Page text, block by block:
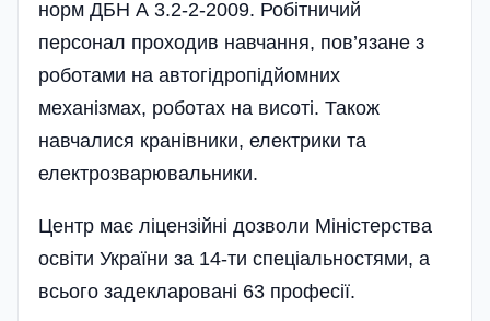
норм ДБН А 3.2-2-2009. Робіт­ничий
персонал проходив навчання, пов’язане з
роботами на автогідропідйомних
механізмах, роботах на висоті. Також
навчалися кранівники, електрики та
електрозварювальники.
Центр має ліцензійні дозволи Міністерства
освіти України за 14-ти спеціальностями, а
всього задекларовані 63 професії.